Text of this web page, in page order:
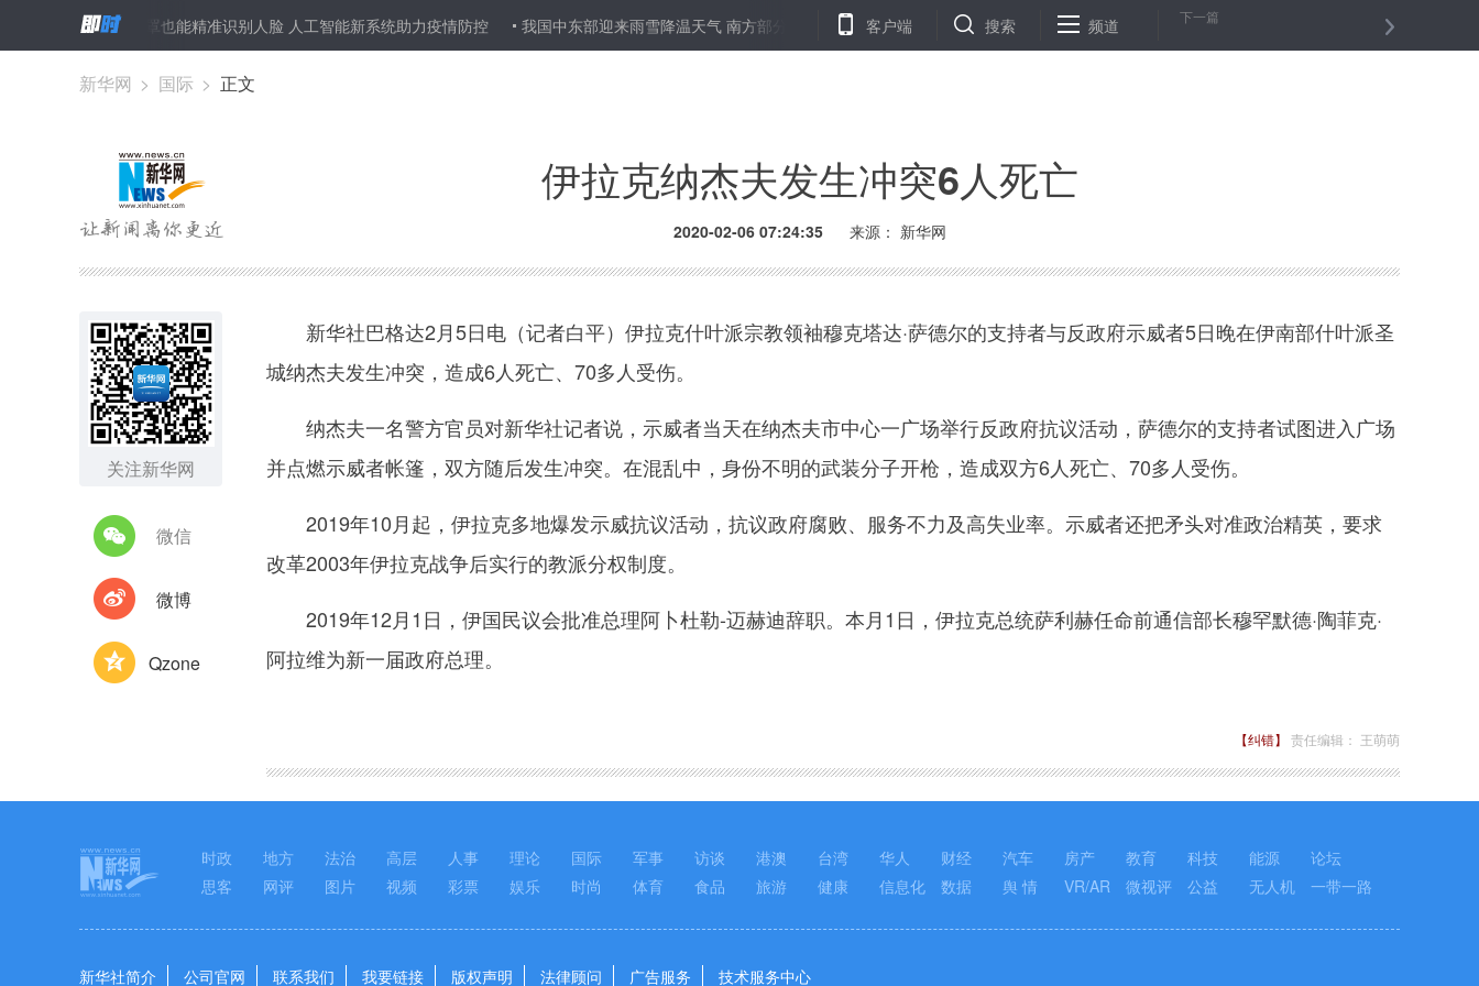
钟测温300人 戴口罩也能精准识别人脸 人工智能新系统助力疫情防控 我国中东部迎来雨雪降温天气 南方部分地区中到大雨且降温明显 2月6日北京阴有小雪转多云 道路结冰黄色预警中 美国会参议院否决
客户端 搜索 频道 下一篇
新华网 > 国际 > 正文
伊拉克纳杰夫发生冲突6人死亡
2020-02-06 07:24:35 来源： 新华网
关注新华网
微信
微博
Qzone
新华社巴格达2月5日电（记者白平）伊拉克什叶派宗教领袖穆克塔达·萨德尔的支持者与反政府示威者5日晚在伊南部什叶派圣
城纳杰夫发生冲突，造成6人死亡、70多人受伤。
纳杰夫一名警方官员对新华社记者说，示威者当天在纳杰夫市中心一广场举行反政府抗议活动，萨德尔的支持者试图进入广场
并点燃示威者帐篷，双方随后发生冲突。在混乱中，身份不明的武装分子开枪，造成双方6人死亡、70多人受伤。
2019年10月起，伊拉克多地爆发示威抗议活动，抗议政府腐败、服务不力及高失业率。示威者还把矛头对准政治精英，要求
改革2003年伊拉克战争后实行的教派分权制度。
2019年12月1日，伊国民议会批准总理阿卜杜勒-迈赫迪辞职。本月1日，伊拉克总统萨利赫任命前通信部长穆罕默德·陶菲克·
阿拉维为新一届政府总理。
【纠错】 责任编辑： 王萌萌
时政 地方 法治 高层 人事 理论 国际 军事 访谈 港澳 台湾 华人 财经 汽车 房产 教育 科技 能源
论坛
思客
网评 图片 视频 彩票 娱乐 时尚 体育 食品 旅游 健康 信息化 数据 舆 情 VR/AR 微视评 公益 无人机 一带一路
新华社简介 公司官网 联系我们 我要链接 版权声明 法律顾问 广告服务 技术服务中心